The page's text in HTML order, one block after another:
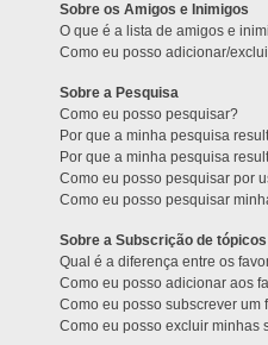
Sobre os Amigos e Inimigos
O que é a lista de amigos e
Como eu posso adicionar/
Sobre a Pesquisa
Como eu posso pesquisar?
Por que a minha pesquisa
Por que a minha pesquisa
Como eu posso pesquisar por
Como eu posso pesquisar
Sobre a Subscrição de
Qual é a diferença entre os
Como eu posso adicionar aos
Como eu posso subscrever um
Como eu posso excluir minhas